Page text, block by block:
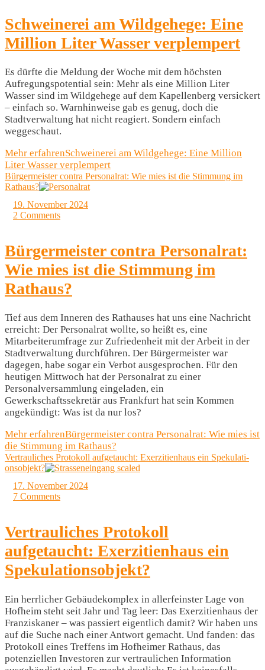
Schweinerei am Wildgehege: Eine
Million Liter Wasser verplempert
Es dürfte die Meldung der Woche mit dem höchsten
Aufregungspotential sein: Mehr als eine Million Liter
Wasser sind im Wildgehege auf dem Kapellenberg versickert
– einfach so. Warnhinweise gab es genug, doch die
Stadtverwaltung hat nicht reagiert. Sondern einfach
weggeschaut.
Mehr erfahrenSchweinerei am Wildgehege: Eine Million
Liter Wasser verplempert
Bürgermeister contra Personalrat: Wie mies ist die Stimmung im
Rathaus?
19. November 2024
2 Comments
Bürgermeister contra Personalrat:
Wie mies ist die Stimmung im
Rathaus?
Tief aus dem Inneren des Rathauses hat uns eine Nachricht
erreicht: Der Personalrat wollte, so heißt es, eine
Mitarbeiterumfrage zur Zufriedenheit mit der Arbeit in der
Stadtverwaltung durchführen. Der Bürgermeister war
dagegen, habe sogar ein Verbot ausgesprochen. Für den
heutigen Mittwoch hat der Personalrat zu einer
Personalversammlung eingeladen, ein
Gewerkschaftssekretär aus Frankfurt hat sein Kommen
angekündigt: Was ist da nur los?
Mehr erfahrenBürgermeister contra Personalrat: Wie mies ist
die Stimmung im Rathaus?
Vertrauliches Protokoll aufgetaucht: Exerzitienhaus ein Spe­ku­la­ti­
ons­ob­jekt?
17. November 2024
7 Comments
Vertrauliches Protokoll
aufgetaucht: Exerzitienhaus ein
Spe­ku­la­ti­ons­ob­jekt?
Ein herrlicher Gebäudekomplex in allerfeinster Lage von
Hofheim steht seit Jahr und Tag leer: Das Exerzitienhaus der
Franziskaner – was passiert eigentlich damit? Wir haben uns
auf die Suche nach einer Antwort gemacht. Und fanden: das
Protokoll eines Treffens im Hofheimer Rathaus, das
potenziellen Investoren zur vertraulichen Information